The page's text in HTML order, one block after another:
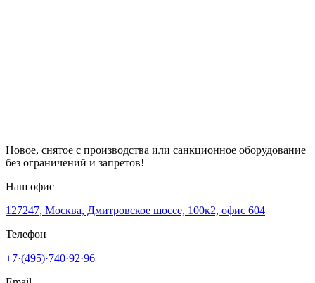
Новое, снятое с производства или санкционное оборудование
без ограничений и запретов!
Наш офис
127247, Москва, Дмитровское шоссе, 100к2, офис 604
Телефон
+7·(495)·740·92·96